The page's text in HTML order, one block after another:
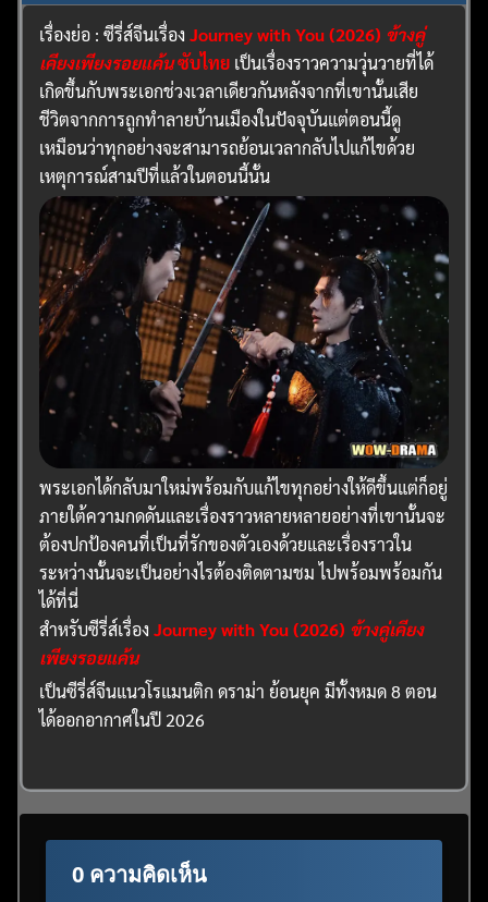
เรื่องย่อ : ซีรี่ส์จีนเรื่องJourney with You (2026) ข้างคู่
เคียงเพียงรอยแค้นซับไทย เป็นเรื่องราวความวุ่นวายที่ได้
เกิดขึ้นกับพระเอกช่วงเวลาเดียวกันหลังจากที่เขานั้นเสีย
ชีวิตจากการถูกทำลายบ้านเมืองในปัจจุบันแต่ตอนนี้ดู
เหมือนว่าทุกอย่างจะสามารถย้อนเวลากลับไปแก้ไขด้วย
เหตุการณ์สามปีที่แล้วในตอนนี้นั้น
พระเอกได้กลับมาใหม่พร้อมกับแก้ไขทุกอย่างให้ดีขึ้นแต่ก็อยู่
ภายใต้ความกดดันและเรื่องราวหลายหลายอย่างที่เขานั้นจะ
ต้องปกป้องคนที่เป็นที่รักของตัวเองด้วยและเรื่องราวใน
ระหว่างนั้นจะเป็นอย่างไรต้องติดตามชม ไปพร้อมพร้อมกัน
ได้ที่นี่
สำหรับซีรี่ส์เรื่องJourney with You (2026) ข้างคู่เคียง
เพียงรอยแค้น
เป็นซีรี่ส์จีนแนวโรแมนติก ดราม่า ย้อนยุค มีทั้งหมด 8 ตอน
ได้ออกอากาศในปี 2026
0 ความคิดเห็น